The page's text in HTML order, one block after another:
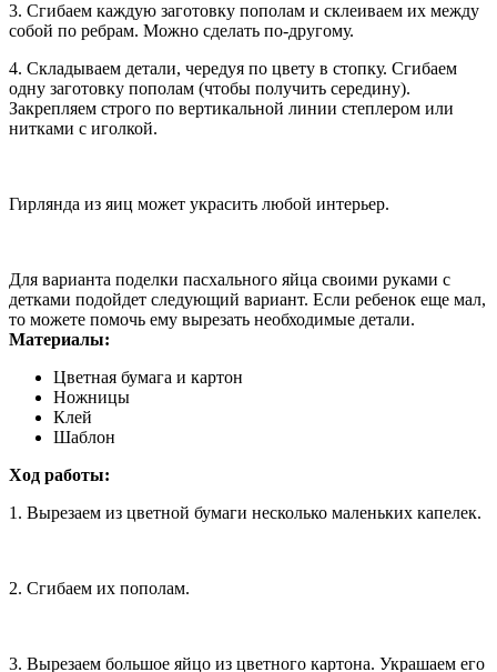
3. Сгибаем каждую заготовку пополам и склеиваем их между
собой по ребрам. Можно сделать по-другому.
4. Складываем детали, чередуя по цвету в стопку. Сгибаем
одну заготовку пополам (чтобы получить середину).
Закрепляем строго по вертикальной линии степлером или
нитками с иголкой.
Гирлянда из яиц может украсить любой интерьер.
Для варианта поделки пасхального яйца своими руками с
детками подойдет следующий вариант. Если ребенок еще мал,
то можете помочь ему вырезать необходимые детали.
Материалы:
Цветная бумага и картон
Ножницы
Клей
Шаблон
Ход работы:
1. Вырезаем из цветной бумаги несколько маленьких капелек.
2. Сгибаем их пополам.
3. Вырезаем большое яйцо из цветного картона. Украшаем его